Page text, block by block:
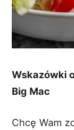
Wskazówki
Big Mac
Chcę Wam